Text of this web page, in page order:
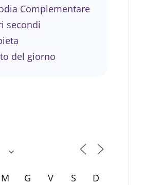
Complementare
secondi
del giorno
M G V S D